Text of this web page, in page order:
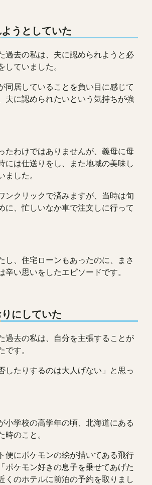
うとしていた
過去の私は、夫に認められようと必
ていました。
同居していることを負い目に感じて
夫に認められたいという気持ちが強
たわけではありませんが、義母に母
には仕送りをし、また地域の美味し
ました。
ンクリックで済みますが、当時は旬
に、忙しいなか車で注文しに行って
し、住宅ローンもあったのに、まさ
辛い思いをしたエピソードです。
にしていた
過去の私は、自分を主張することが
す。
したりするのは大人げない」と思っ
小学校の高学年の頃、北海道にある
時のこと。
便にポケモンの絵が描いてある飛行
ポケモン好きの息子を乗せてあげた
くのホテルに前泊の予約を取りまし